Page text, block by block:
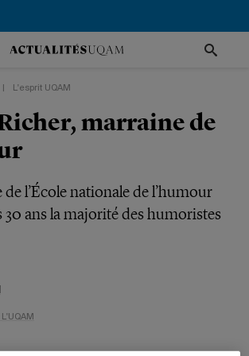
L'esprit UQAM
marraine de
l’École nationale de l’humour
ans la majorité des humoristes